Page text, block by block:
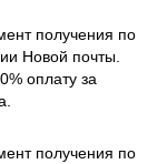
получения по
Новой почты.
оплату за
получения по